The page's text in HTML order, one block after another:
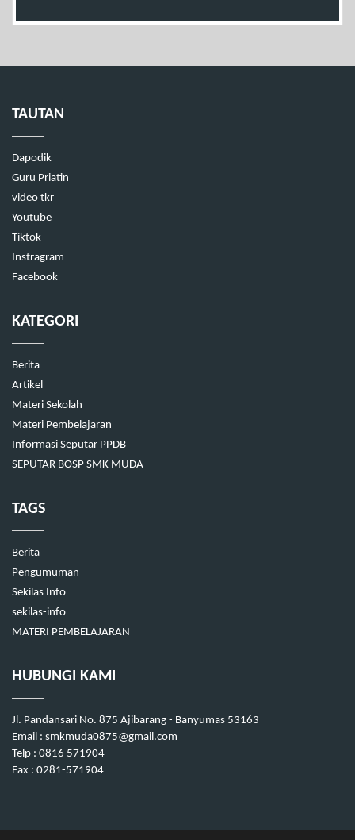
TAUTAN
Dapodik
Guru Priatin
video tkr
Youtube
Tiktok
Instragram
Facebook
KATEGORI
Berita
Artikel
Materi Sekolah
Materi Pembelajaran
Informasi Seputar PPDB
SEPUTAR BOSP SMK MUDA
TAGS
Berita
Pengumuman
Sekilas Info
sekilas-info
MATERI PEMBELAJARAN
HUBUNGI KAMI
Jl. Pandansari No. 875 Ajibarang - Banyumas 53163
Email : smkmuda0875@gmail.com
Telp : 0816 571904
Fax : 0281-571904